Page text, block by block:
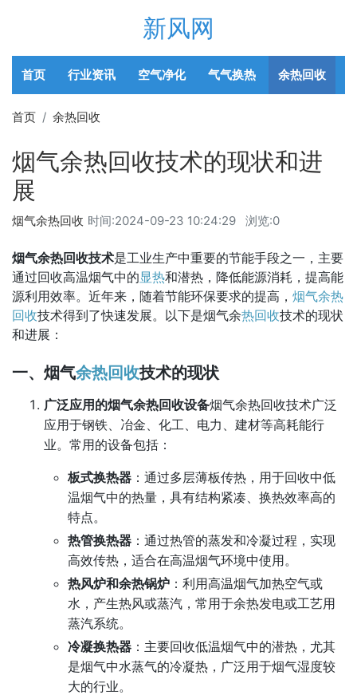
新风网
首页 行业资讯 空气净化 气气换热 余热回收
首页 余热回收
烟气余热回收技术的现状和进
展
时间:2024-09-23 10:24:29 浏览:0
烟气余热回收
烟气余热回收技术是工业生产中重要的节能手段之一，主要
通过回收高温烟气中的显热和潜热，降低能源消耗，提高能
源利用效率。近年来，随着节能环保要求的提高， 烟气余热
回收技术得到了快速发展。以下是烟气余热回收技术的现状
和进展：
一、烟气余热回收技术的现状
广泛应用的烟气余热回收设备烟气余热回收技术广泛
应用于钢铁、冶金、化工、电力、建材等高耗能行
业。常用的设备包括：
板式换热器 ：通过多层薄板传热，用于回收中低
温烟气中的热量，具有结构紧凑、换热效率高的
特点。
热管换热器 ：通过热管的蒸发和冷凝过程，实现
高效传热，适合在高温烟气环境中使用。
热风炉和余热锅炉 ：利用高温烟气加热空气或
水，产生热风或蒸汽，常用于余热发电或工艺用
蒸汽系统。
冷凝换热器 ：主要回收低温烟气中的潜热，尤其
是烟气中水蒸气的冷凝热，广泛用于烟气湿度较
大的行业。